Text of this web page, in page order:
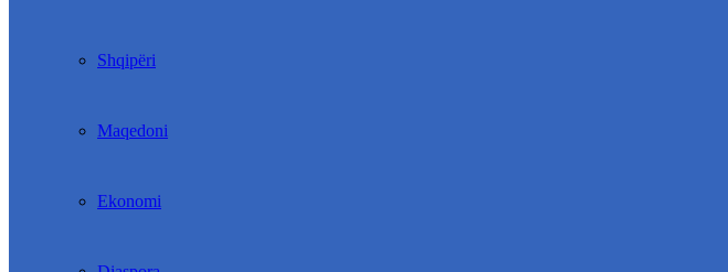
Shqipëri
Maqedoni
Ekonomi